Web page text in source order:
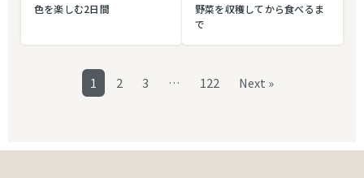
色を楽しむ2日間
野菜を収穫してから食べるま
で
1 2 3 … 122 Next »